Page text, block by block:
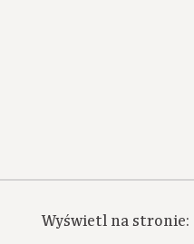
Wyświetl na stronie: